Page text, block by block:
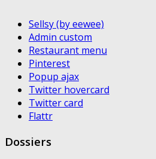
Sellsy (by eewee)
Admin custom
Restaurant menu
Pinterest
Popup ajax
Twitter hovercard
Twitter card
Flattr
Dossiers